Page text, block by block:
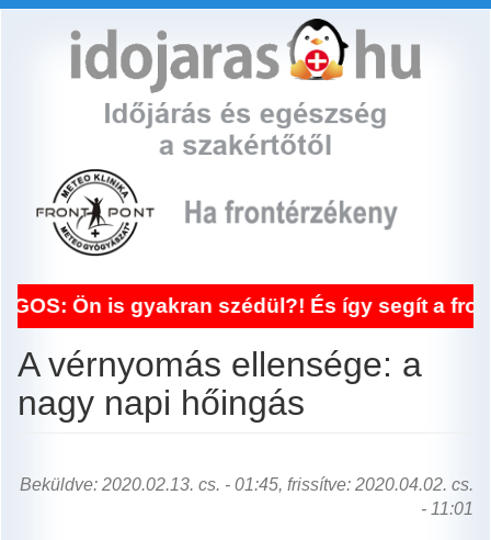
Ön is gyakran szédül?! És így segít a
A vérnyomás ellensége: a
nagy napi hőingás
Beküldve: 2020.02.13. cs. - 01:45, frissítve: 2020.04.02. cs.
- 11:01